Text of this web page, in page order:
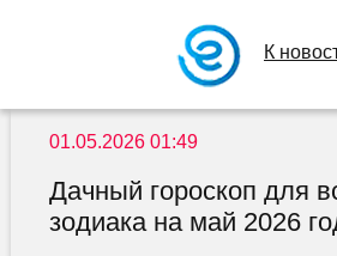
К
01.05.2026 01:49
Дачный гороскоп для
зодиака на май 2026